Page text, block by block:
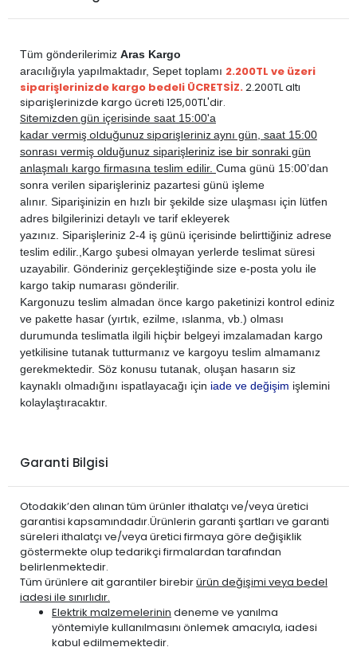
PEUGEOT
208 2012-2020
PEUGEOT
208 2012-2020 DİZEL
1.5 BlueHDi
PEUGEOT
208 2012-2020 DİZEL
1.6 BlueHDi
PEUGEOT
208 2012-2020 DİZEL
PEUGEOT
208 2012-2020 DİZEL 1.6 HDi
Tüm gönderilerimiz Aras Kargo
aracılığıyla yapılmaktadır, Sepet toplamı 2.200TL ve üzeri
siparişlerinizde kargo bedeli ÜCRETSİZ.2.200TL altı
siparişlerinizde kargo ücreti 125,00TL'dir.
Sitemizden gün içerisinde saat 15:00'a
kadar vermiş olduğunuz siparişleriniz aynı gün, saat 15:00
sonrası vermiş olduğunuz siparişleriniz ise bir sonraki gün
anlaşmalı kargo firmasına teslim edilir. Cuma günü 15:00’dan
sonra verilen siparişleriniz pazartesi günü işleme
alınır. Siparişinizin en hızlı bir şekilde size ulaşması için lütfen
adres bilgilerinizi detaylı ve tarif ekleyerek
yazınız. Siparişleriniz 2-4 iş günü içerisinde belirttiğiniz adrese
teslim edilir., Kargo şubesi olmayan yerlerde teslimat süresi
uzayabilir. Gönderiniz gerçekleştiğinde size e-posta yolu ile
kargo takip numarası gönderilir.
Kargonuzu teslim almadan önce kargo paketinizi kontrol ediniz
ve pakette hasar (yırtık, ezilme, ıslanma, vb.) olması
durumunda teslimatla ilgili hiçbir belgeyi imzalamadan kargo
yetkilisine tutanak tutturmanız ve kargoyu teslim almamanız
gerekmektedir. Söz konusu tutanak, oluşan hasarın siz
kaynaklı olmadığını ispatlayacağı için iade ve değişim işlemini
kolaylaştıracaktır.
Garanti Bilgisi
Otodakik’den alınan tüm ürünler ithalatçı ve/veya üretici
garantisi kapsamındadır.Ürünlerin garanti şartları ve garanti
süreleri ithalatçı ve/veya üretici firmaya göre değişiklik
göstermekte olup tedarikçi firmalardan tarafından
belirlenmektedir.
Tüm ürünlere ait garantiler birebirürün değişimi veya bedel
iadesi ile sınırlıdır.
Elektrik malzemelerinin deneme ve yanılma
yöntemiyle kullanılmasını önlemek amacıyla, iadesi
kabul edilmemektedir.